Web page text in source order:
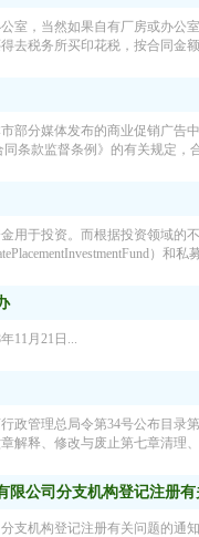
室，当然如果自有厂房或办公
去税务所买印花税，按合同金
部分媒体发布的商业促销广告
同条款监督条例》的有关规定
用于投资。而根据投资领域的
）和
11月21日...
政管理总局令第34号公布目录
解释、修改与废止第七章清理
限公司分支机构登记注册
支机构登记注册有关问题的通